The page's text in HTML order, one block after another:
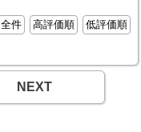
全件 高評価順
低評価順
NEXT